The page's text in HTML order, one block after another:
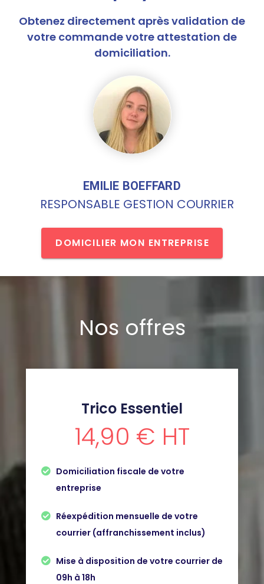
Obtenez directement après validation de
votre commande votre attestation de
domiciliation.
EMILIE BOEFFARD
RESPONSABLE GESTION COURRIER
DOMICILIER MON ENTREPRISE
Nos offres
Trico Essentiel
14,90 € HT
Domiciliation fiscale de votre
entreprise
Réexpédition mensuelle de votre
courrier (affranchissement inclus)
Mise à disposition de votre courrier de
09h à 18h